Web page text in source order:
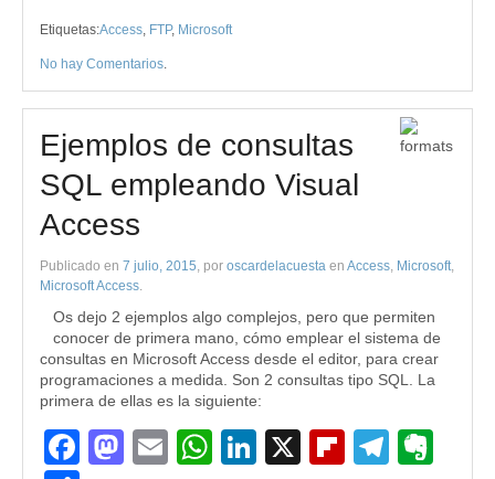
Etiquetas:Access, FTP, Microsoft
No hay Comentarios.
Ejemplos de consultas
SQL empleando Visual
Access
Publicado en 7 julio, 2015, por oscardelacuesta en Access, Microsoft,
Microsoft Access.
Os dejo 2 ejemplos algo complejos, pero que permiten
conocer de primera mano, cómo emplear el sistema de
consultas en Microsoft Access desde el editor, para crear
programaciones a medida. Son 2 consultas tipo SQL. La
primera de ellas es la siguiente:
Facebook
Mastodon
EmailWhatsApp
LinkedIn
X Flipboard